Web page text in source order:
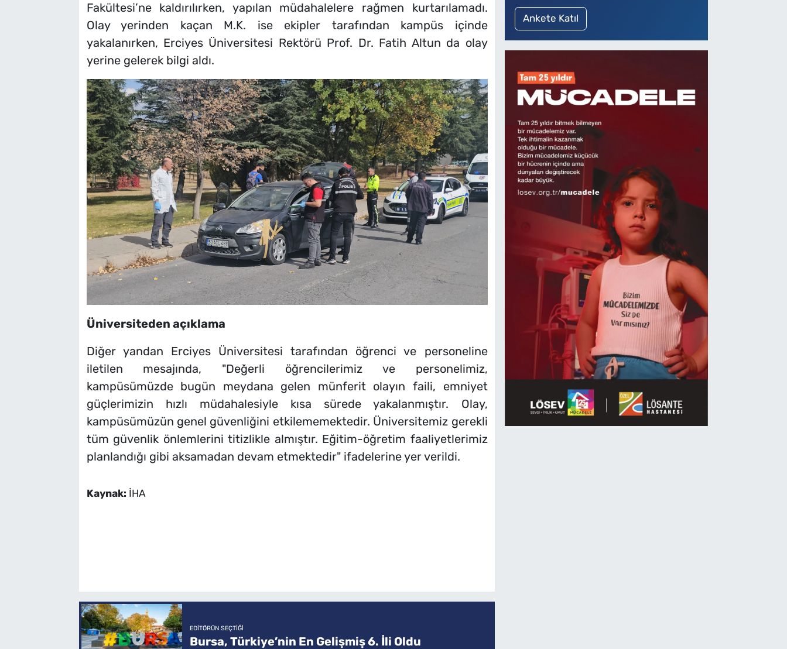
Fakültesi’ne kaldırılırken, yapılan müdahalelere rağmen kurtarılamadı.
Olay yerinden kaçan M.K. ise ekipler tarafından kampüs içinde
yakalanırken, Erciyes Üniversitesi Rektörü Prof. Dr. Fatih Altun da olay
yerine gelerek bilgi aldı.
Üniversiteden açıklama
Diğer yandan Erciyes Üniversitesi tarafından öğrenci ve personeline
iletilen mesajında, "Değerli öğrencilerimiz ve personelimiz,
kampüsümüzde bugün meydana gelen münferit olayın faili, emniyet
güçlerimizin hızlı müdahalesiyle kısa sürede yakalanmıştır. Olay,
kampüsümüzün genel güvenliğini etkilememektedir. Üniversitemiz gerekli
tüm güvenlik önlemlerini titizlikle almıştır. Eğitim-öğretim faaliyetlerimiz
planlandığı gibi aksamadan devam etmektedir" ifadelerine yer verildi.
Kaynak: İHA
EDITÖRÜN SEÇTIĞI
Bursa, Türkiye’nin En Gelişmiş 6. İli Oldu
Ankete Katıl